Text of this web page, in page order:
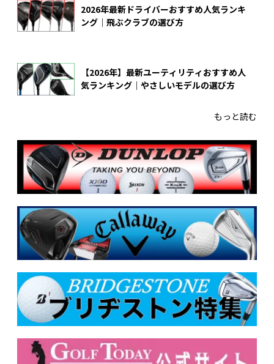
2026年最新ドライバーおすすめ人気ランキ
ング｜飛ぶクラブの選び方
【2026年】最新ユーティリティおすすめ人
気ランキング｜やさしいモデルの選び方
もっと読む